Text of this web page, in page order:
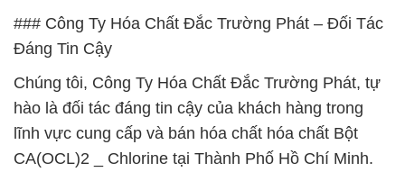
### Công Ty Hóa Chất Đắc Trường Phát – Đối Tác
Đáng Tin Cậy
Chúng tôi, Công Ty Hóa Chất Đắc Trường Phát, tự
hào là đối tác đáng tin cậy của khách hàng trong
lĩnh vực cung cấp và bán hóa chất hóa chất Bột
CA(OCL)2 _ Chlorine tại Thành Phố Hồ Chí Minh.